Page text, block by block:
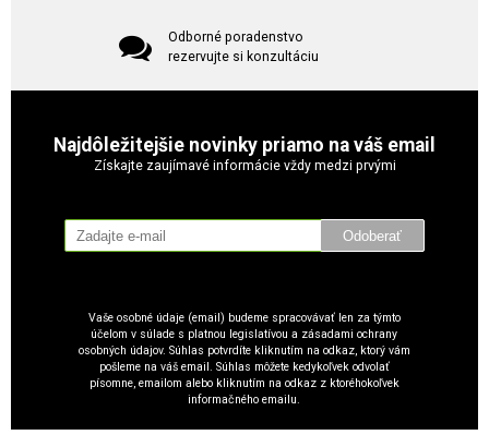
Odborné poradenstvo
rezervujte si konzultáciu
Najdôležitejšie novinky priamo na váš email
Získajte zaujímavé informácie vždy medzi prvými
Odoberať
Vaše osobné údaje (email) budeme spracovávať len za týmto
účelom v súlade s platnou legislatívou a zásadami ochrany
osobných údajov. Súhlas potvrdíte kliknutím na odkaz, ktorý vám
pošleme na váš email. Súhlas môžete kedykoľvek odvolať
písomne, emailom alebo kliknutím na odkaz z ktoréhokoľvek
informačného emailu.